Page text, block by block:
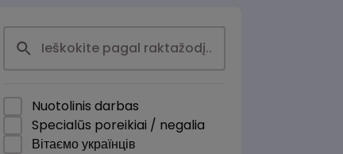
Nuotolinis darbas
Specialūs poreikiai / negalia
Вітаємо українців